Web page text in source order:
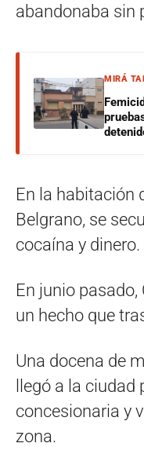
abandonaba sin
MIRÁ
En la habitación
Belgrano, se
cocaína y dinero.
En junio
un hecho que
Una docena de
llegó a la
concesionaria y
zona.